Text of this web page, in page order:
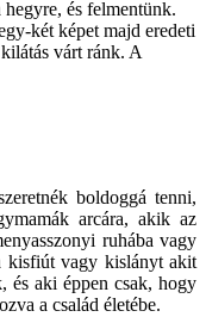
és felmentünk.
két képet majd eredeti
várt ránk. A
boldoggá tenni,
arcára, akik az
ruhába vagy
kisfiút vagy kislányt akit
és aki éppen csak, hogy
a család életébe.